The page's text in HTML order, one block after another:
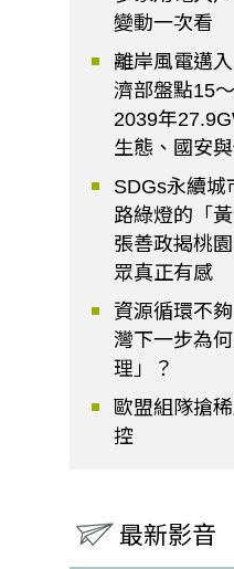
變動一次看
離岸風電邁
濟部盤點15
2039年
生態、國安
SDGs永續城
路綠燈的「
張善政揭桃
眾真正有感
資源循環不
灣下一步為
理」？
歐盟組隊搶
控
最新影音